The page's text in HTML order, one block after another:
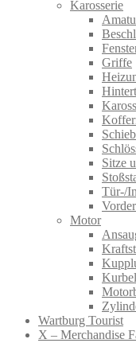
Karosserie
Griffe
Sitze
Tür-/
Motor
Wartburg Tourist
X – Merchandise